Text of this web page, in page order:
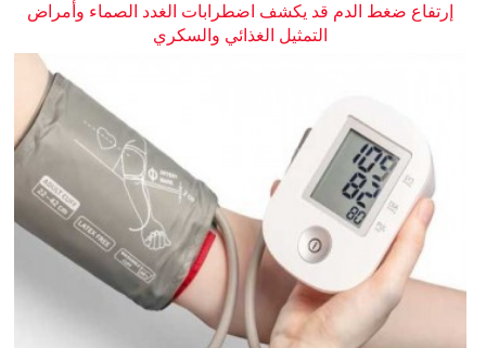
إرتفاع ضغط الدم قد يكشف اضطرابات الغدد الصماء وأمراض
التمثيل الغذائي والسكري